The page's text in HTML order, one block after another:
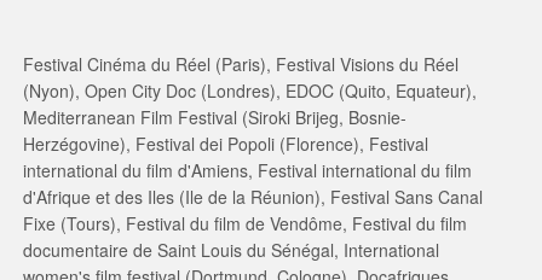
Festival Cinéma du Réel (Paris), Festival Visions du Réel
(Nyon), Open City Doc (Londres), EDOC (Quito, Equateur),
Mediterranean Film Festival (Siroki Brijeg, Bosnie-
Herzégovine), Festival dei Popoli (Florence), Festival
international du film d'Amiens, Festival international du film
d'Afrique et des Iles (Ile de la Réunion), Festival Sans Canal
Fixe (Tours), Festival du film de Vendôme, Festival du film
documentaire de Saint Louis du Sénégal, International